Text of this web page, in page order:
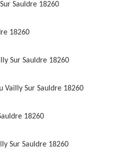
Sauldre 18260
18260
Sur Sauldre 18260
Vailly Sur Sauldre 18260
18260
Sur Sauldre 18260